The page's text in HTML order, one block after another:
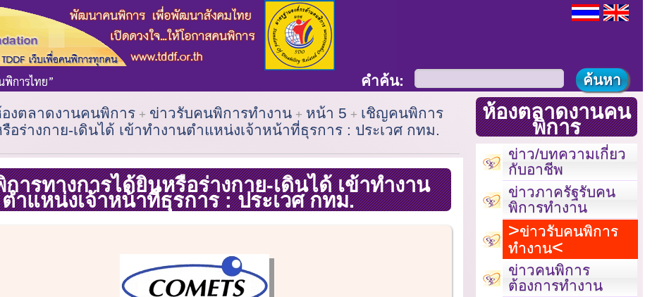
คำค้น:
งตลาดงานคนพิการ ข่าวรับคนพิการทำงาน หน้า 5
เชิญคนพิการ
อร่างกาย-เดินได้ เข้าทำงานตำแหน่งเจ้าหน้าที่ธุรการ : ประเวศ กทม.
ารทางการได้ยินหรือร่างกาย-เดินได้ เข้าทำงาน
ตำแหน่งเจ้าหน้าที่ธุรการ : ประเวศ กทม.
ห้องตลาดงานคน
พิการ
ข่าว/บทความเกี่ยว
กับอาชีพ
ข่าวภาครัฐรับคน
พิการทำงาน
ข่าวรับคนพิการ
ทำงาน
ข่าวคนพิการ
ต้องการทำงาน